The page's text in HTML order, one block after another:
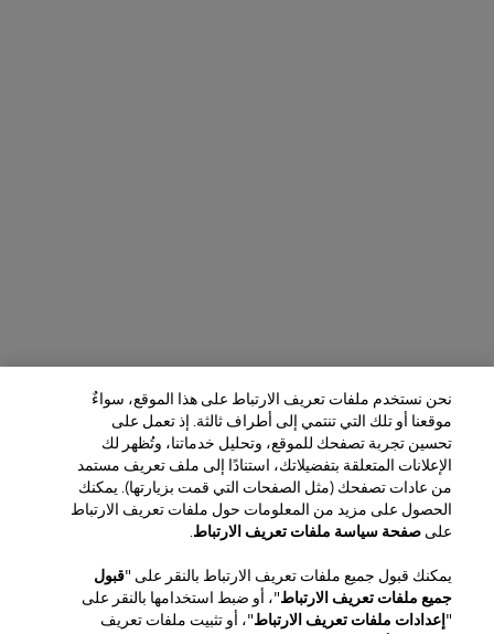
المنطقة / اللغة
خدمة العملاء
العثور على متجر اتصل بنا
نبذة عن الدار
نحن نستخدم ملفات تعريف الارتباط على هذا الموقع، سواءٌ
موقعنا أو تلك التي تنتمي إلى أطراف ثالثة. إذ تعمل على
تحسين تجربة تصفحك للموقع، وتحليل خدماتنا، وتُظهر لك
الإعلانات المتعلقة بتفضيلاتك، استنادًا إلى ملف تعريف مستمد
من عادات تصفحك (مثل الصفحات التي قمت بزيارتها). يمكنك
الحصول على مزيد من المعلومات حول ملفات تعريف الارتباط
علىصفحة سياسة ملفات تعريف الارتباط.
يمكنك قبول جميع ملفات تعريف الارتباط بالنقر على "قبول
جميع ملفات تعريف الارتباط"، أو ضبط استخدامها بالنقر على
" إعدادات ملفات تعريف الارتباط"، أو تثبيت ملفات تعريف